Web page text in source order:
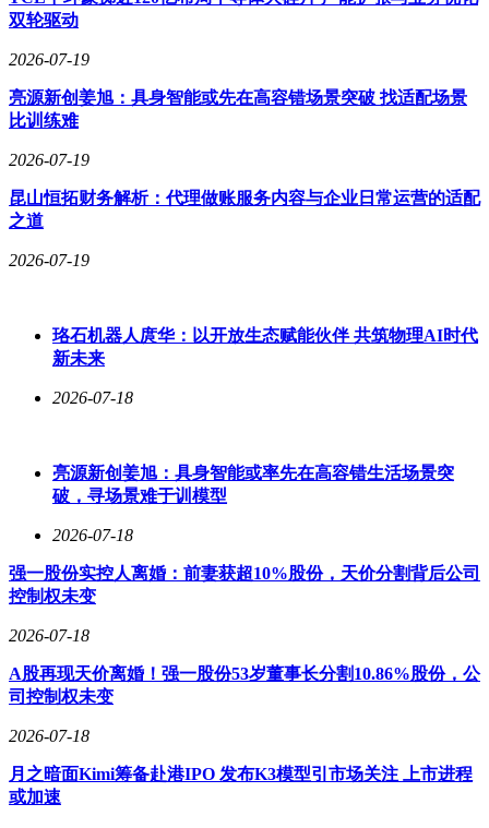
论被全网封禁，其账号粉丝近200万；2025年11月，比亚迪起
诉该账号网络侵权责任纠纷案宣判，法院认定其构成名誉权侵
害，判令公开道歉并赔偿31.38万元。此类事件凸显了行业对
双轮驱动
2026-07-19
亮源新创姜旭：具身智能或先在高容错场景突破 找适配场景
比训练难
2026-07-19
昆山恒拓财务解析：代理做账服务内容与企业日常运营的适配
之道
2026-07-19
珞石机器人庹华：以开放生态赋能伙伴 共筑物理AI时代
新未来
2026-07-18
亮源新创姜旭：具身智能或率先在高容错生活场景突
破，寻场景难于训模型
2026-07-18
强一股份实控人离婚：前妻获超10%股份，天价分割背后公司
控制权未变
2026-07-18
A股再现天价离婚！强一股份53岁董事长分割10.86%股份，公
司控制权未变
2026-07-18
月之暗面Kimi筹备赴港IPO 发布K3模型引市场关注 上市进程
或加速